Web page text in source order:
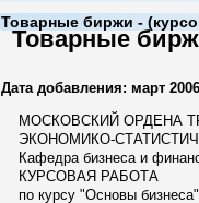
Товарные биржи -
Товарные
Дата добавления: март
МОСКОВСКИЙ ОРДЕНА
ЭКОНОМИКО-
Кафедра бизнеса и
КУРСОВАЯ РАБОТА
по курсу "Основы бизнеса".